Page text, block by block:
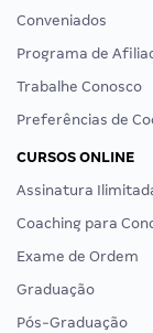
Conveniados
Programa de
Trabalhe Conosco
Preferências de
CURSOS ONLINE
Assinatura
Coaching para
Exame de Ordem
Graduação
Pós-Graduação